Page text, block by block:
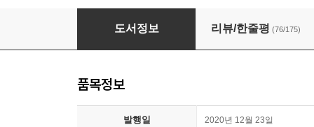
이상한 과자 가게 전천당 2
도서정보 리뷰/한줄평 (76/175)
품목정보
발행일 2020년 12월 23일